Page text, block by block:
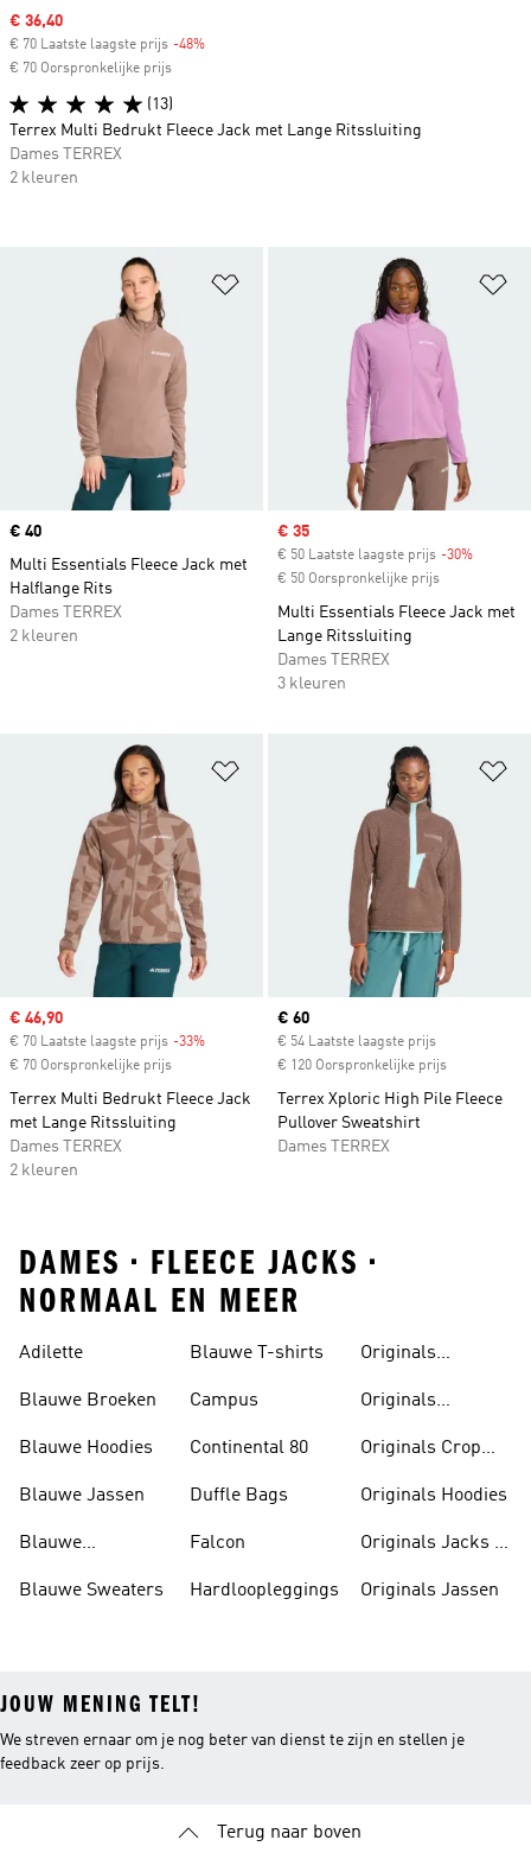
Op verlanglijst zetten
Price
€ 40
Multi Essentials Fleece Jack met
Halflange Rits
Dames TERREX
2 kleuren
Sale price
€ 35
€ 50 Laatste laagste prijs -30%
€ 50 Oorspronkelijke prijs
Multi Essentials Fleece Jack met
Lange Ritssluiting
Dames TERREX
3 kleuren
Op verlanglijst zetten
Sale price
€ 46,90
€ 70 Laatste laagste prijs -33%
€ 70 Oorspronkelijke prijs
Terrex Multi Bedrukt Fleece Jack
met Lange Ritssluiting
Dames TERREX
2 kleuren
Current price
€ 60
€ 54 Laatste laagste prijs
€ 120 Oorspronkelijke prijs
Terrex Xploric High Pile Fleece
Pullover Sweatshirt
Dames TERREX
Sale price
€ 36,40
€ 70 Laatste laagste prijs -48%
€ 70 Oorspronkelijke prijs
(13)
Terrex Multi Bedrukt Fleece Jack met Lange Ritssluiting
Dames TERREX
2 kleuren
DAMES • FLEECE JACKS •
NORMAAL EN MEER
Adilette
Blauwe Broeken
Blauwe Hoodies
Blauwe Jassen
Blauwe
Blauwe Sweaters
Blauwe T-shirts
Campus
Continental 80
Duffle Bags
Falcon
Hardloopleggings
Originals
Originals
Originals Crop
Originals Hoodies
Originals Jacks &
Originals Jassen
JOUW MENING TELT!
We streven ernaar om je nog beter van dienst te zijn en stellen je
feedback zeer op prijs.
Terug naar boven